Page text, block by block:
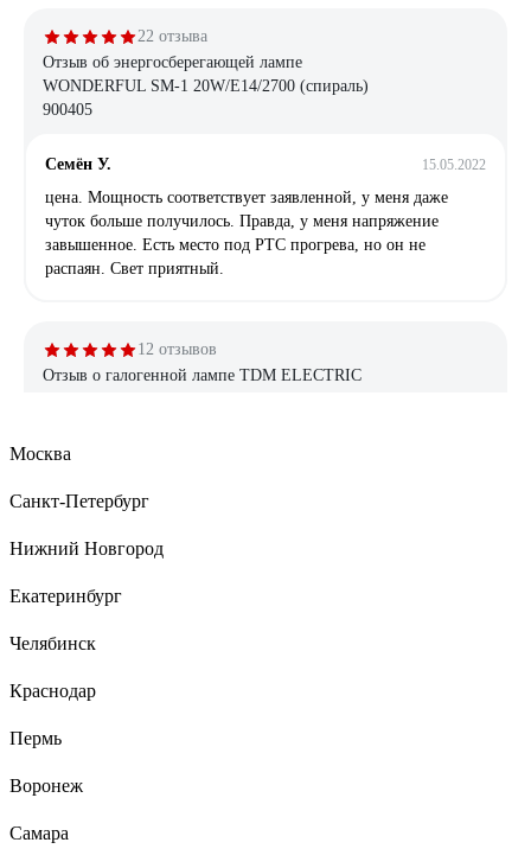
22 отзыва
Отзыв об энергосберегающей лампе
WONDERFUL SM-1 20W/E14/2700 (спираль)
900405
Семён У. 15.05.2022
цена. Мощность соответствует заявленной, у меня даже
чуток больше получилось. Правда, у меня напряжение
завышенное. Есть место под РТС прогрева, но он не
распаян. Свет приятный.
12 отзывов
Отзыв о галогенной лампе TDM ELECTRIC
Свет теплый, при низком напряжении не отключаются
яркость, при долгой эксплуатации не снижается световой
фактор ключевой, поскольку мерцание подсведки экрана
глаза устают.
82435
Москва
Санкт-Петербург
Нижний Новгород
Екатеринбург
Челябинск
Краснодар
Пермь
Воронеж
Самара